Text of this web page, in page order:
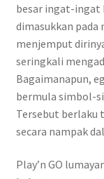
besar ingat-ingat
dimasukkan pada
menjemput
seringkali
Bagaimanapun,
bermula simbol-
Tersebut
secara nampak
Play’n GO